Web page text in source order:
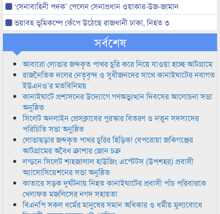
‘সেনাবাহিনী পদক’ পেলেন সেনাপ্রধান ওয়াকার-উজ-জামান
ভয়াবহ ভূমিকম্পে কেঁপে উঠেছে রাজধানী ঢাকা, নিহত ৩
সর্বশেষ
আবারো লোভার জব্দকৃত পাথর চুরি করে নিয়ে যাওয়া হচ্ছে আটগ্রামে
রাজনৈতিক দলের নেতৃবৃন্দ ও সুধীজনদের সাথে কানাইঘাটের নবাগত
ইউএনও’র মতবিনিময়
কানাইঘাটে প্রশাসনের উদ্যোগে গণঅভ্যুত্থান দিবসের আলোচনা সভা
অনুষ্ঠিত
সিলেট অনলাইন প্রেসক্লাবের পুরস্কার বিতরণ ও নতুন সদস্যদের
পরিচিতি সভা অনুষ্ঠিত
লোভাছড়ার জব্দকৃত পাথর চুরির হিড়িক! বেপরোয়া জকিগঞ্জের
আটগ্রামের অবৈধ ক্রাশার জোন চক্র
লন্ডনে সিলেট শাহজালাল হাউজিং এস্টেটস (উপশহর) প্রবাসী
অ্যাসোসিয়েশনের সভা অনুষ্ঠিত
কাতারে সড়ক দুর্ঘটনায় নিহত কানাইঘাটের প্রবাসী পাঁচ পরিবারকে
খেলাফত মজলিসের নগদ সহায়তা
বিএনপি সকল ধর্মের মানুষের সমান অধিকার ও ধর্মীয় মুল্যবোধে